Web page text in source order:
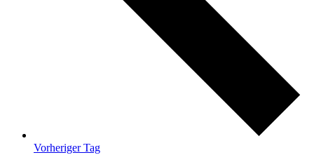
Vorheriger Tag